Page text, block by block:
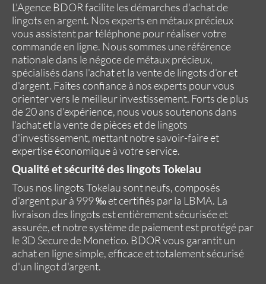
L'Agence BDORfacilite les démarches d'achat de
lingots en argent. Nos experts en métaux précieux
vous assistent par téléphone pour réaliser votre
commande en ligne. Nous sommes une référence
nationale dans le négoce de métaux précieux,
spécialisés dans l'achat et la vente de lingots d'or et
d'argent. Faites confiance à nos experts pour vous
orienter vers le meilleur investissement. Forts de plus
de 20 ans d'expérience, nous vous soutenons dans
l'achat et la vente de pièces et de lingots
d'investissement, mettant notre savoir-faire et
expertise économique à votre service.
Qualité et sécurité des lingots Tokelau
Tous nos lingots Tokelau sont neufs, composés
d'argent pur à 999 ‰ etcertifiés par la LBMA. La
livraison des lingots est entièrement sécurisée et
assurée, et notre système de paiement est protégé par
le3D Secure de Monetico. BDORvous garantit un
achat en ligne simple, efficace et totalement sécurisé
d'un lingot d'argent.